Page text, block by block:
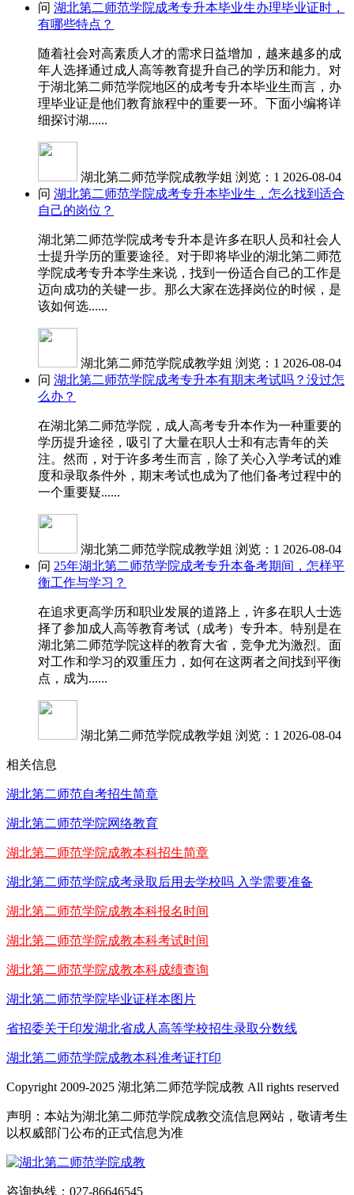
问 湖北第二师范学院成考专升本毕业生办理毕业证时，
有哪些特点？
随着社会对高素质人才的需求日益增加，越来越多的成
年人选择通过成人高等教育提升自己的学历和能力。对
于湖北第二师范学院地区的成考专升本毕业生而言，办
理毕业证是他们教育旅程中的重要一环。下面小编将详
细探讨湖......
湖北第二师范学院成教学姐 浏览：1 2026-08-04
问 湖北第二师范学院成考专升本毕业生，怎么找到适合
自己的岗位？
湖北第二师范学院成考专升本是许多在职人员和社会人
士提升学历的重要途径。对于即将毕业的湖北第二师范
学院成考专升本学生来说，找到一份适合自己的工作是
迈向成功的关键一步。那么大家在选择岗位的时候，是
该如何选......
湖北第二师范学院成教学姐 浏览：1 2026-08-04
问 湖北第二师范学院成考专升本有期末考试吗？没过怎
么办？
在湖北第二师范学院，成人高考专升本作为一种重要的
学历提升途径，吸引了大量在职人士和有志青年的关
注。然而，对于许多考生而言，除了关心入学考试的难
度和录取条件外，期末考试也成为了他们备考过程中的
一个重要疑......
湖北第二师范学院成教学姐 浏览：1 2026-08-04
问 25年湖北第二师范学院成考专升本备考期间，怎样平
衡工作与学习？
在追求更高学历和职业发展的道路上，许多在职人士选
择了参加成人高等教育考试（成考）专升本。特别是在
湖北第二师范学院这样的教育大省，竞争尤为激烈。面
对工作和学习的双重压力，如何在这两者之间找到平衡
点，成为......
湖北第二师范学院成教学姐 浏览：1 2026-08-04
相关信息
湖北第二师范自考招生简章
湖北第二师范学院网络教育
湖北第二师范学院成教本科招生简章
湖北第二师范学院成考录取后用去学校吗 入学需要准备
湖北第二师范学院成教本科报名时间
湖北第二师范学院成教本科考试时间
湖北第二师范学院成教本科成绩查询
湖北第二师范学院毕业证样本图片
省招委关于印发湖北省成人高等学校招生录取分数线
湖北第二师范学院成教本科准考证打印
Copyright 2009-2025 湖北第二师范学院成教 All rights reserved
声明：本站为湖北第二师范学院成教交流信息网站，敬请考生
以权威部门公布的正式信息为准
咨询热线：027-86646545